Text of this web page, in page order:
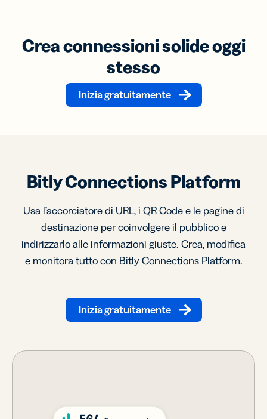
Crea connessioni solide oggi
stesso
Inizia gratuitamente
Bitly Connections Platform
Usa l’accorciatore di URL, i QR Code e le pagine di
destinazione per coinvolgere il pubblico e
indirizzarlo alle informazioni giuste. Crea, modifica
e monitora tutto con Bitly Connections Platform.
Inizia gratuitamente